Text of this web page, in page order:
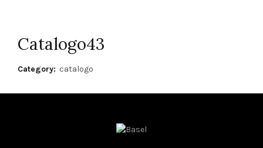
Catalogo43
Category: catalogo